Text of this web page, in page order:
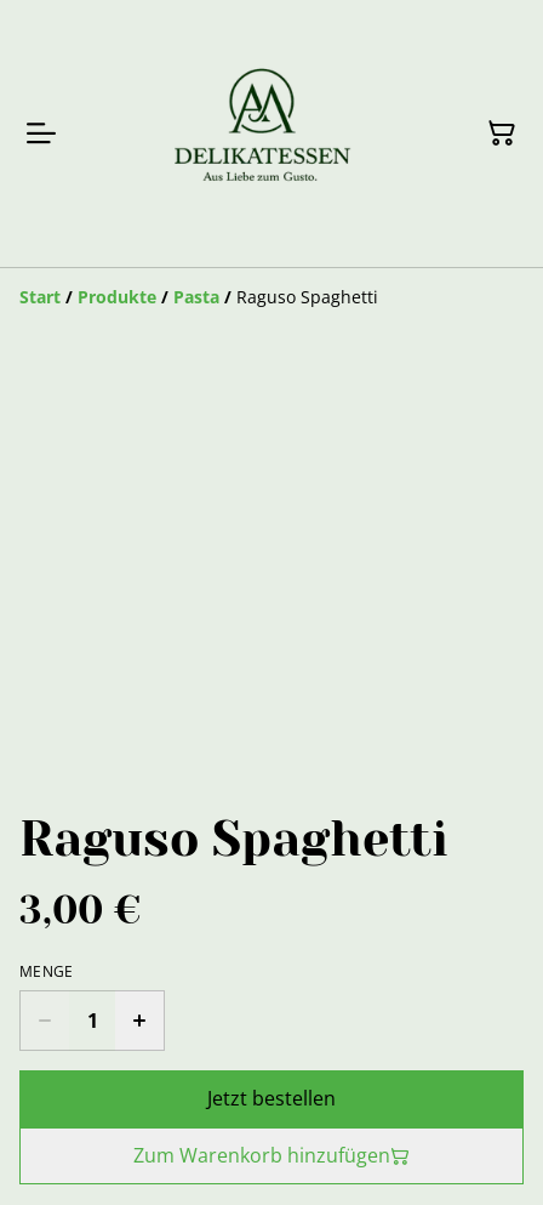
Start / Produkte / Pasta / Raguso Spaghetti
Raguso Spaghetti
3,00 €
MENGE
Jetzt bestellen
Zum Warenkorb hinzufügen